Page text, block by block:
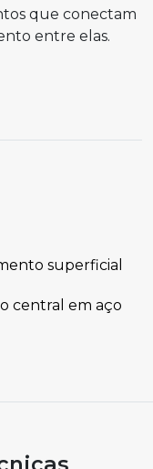
que conectam
entre elas.
superficial
central em aço